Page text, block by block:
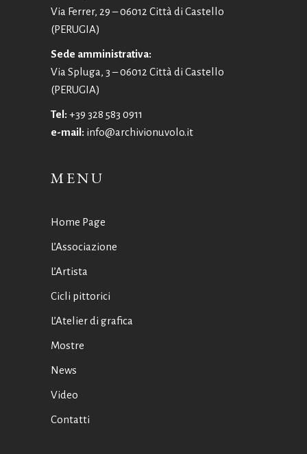
Via Ferrer, 29 – 06012 Città di Castello
(PERUGIA)
Sede amministrativa:
Via Spluga, 3 – 06012 Città di Castello
(PERUGIA)
Tel: +39 328 583 0911
e-mail: info@archivionuvolo.it
MENU
Home Page
L’Associazione
L’Artista
Cicli pittorici
L’Atelier di grafica
Mostre
News
Video
Contatti